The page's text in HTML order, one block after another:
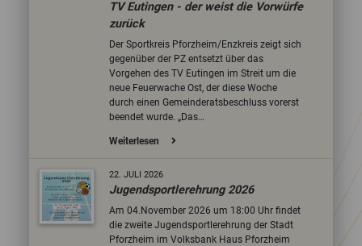
TV Eutingen - der weist die Vorwürfe
zurück
Der Sportkreis Pforzheim/Enzkreis zeigt sich
gegenüber der PZ entsetzt über das
Vorgehen des TV Eutingen im Streit um die
neue Feuerwache Ost, der diese Woche
durch einen Gemeinderatsbeschluss vorerst
beendet wurde. „Das…
Weiterlesen
22. JULI 2026
Jugendsportlerehrung 2026
Am 04.November 2026 um 18:00 Uhr findet
die zweite Jugendsportlerehrung der Stadt
Pforzheim im Volksbank Haus Pforzheim